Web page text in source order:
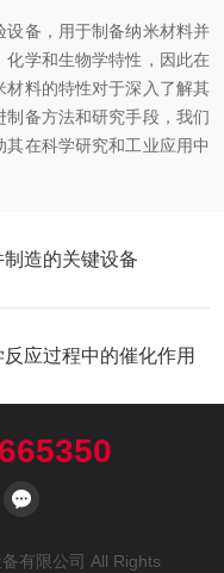
备，用于制备纳米材料并
学和生物学特性，因此在
料的特性对于深入了解其
备方法和研究手段，我们
在科学研究和工业应用中
造的关键设备
应过程中的催化作用
有限公司 All Rights